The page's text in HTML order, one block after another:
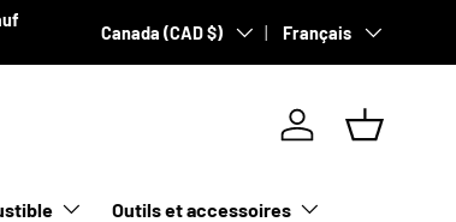
Pays
Canada (CAD $) LangueFrançais
Se connecter
Panier
Outils et accessoires